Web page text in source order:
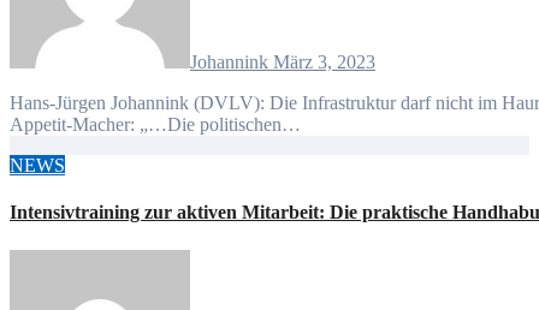
Johannink März 3, 2023
Hans-Jürgen Johannink (DVLV): Die Infrastruktur darf nicht im Hauruckverfahren erneuert werden Hier ein kleiner inhaltlicher
Appetit-Macher: „…Die politischen…
NEWS
Intensivtraining zur aktiven Mitarbeit: Die praktische